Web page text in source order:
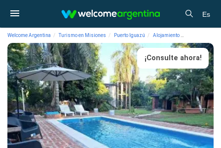
Es
Welcome Argentina Turismo en Misiones Puerto Iguazú Alojamiento
¡Consulte ahora!